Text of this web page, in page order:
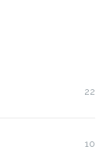
22
10